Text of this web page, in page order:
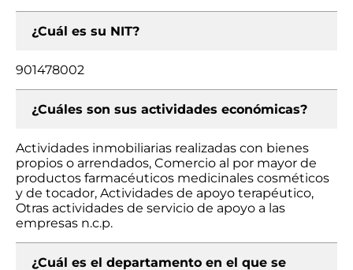
¿Cuál es su NIT?
901478002
¿Cuáles son sus actividades económicas?
Actividades inmobiliarias realizadas con bienes
propios o arrendados, Comercio al por mayor de
productos farmacéuticos medicinales cosméticos
y de tocador, Actividades de apoyo terapéutico,
Otras actividades de servicio de apoyo a las
empresas n.c.p.
¿Cuál es el departamento en el que se